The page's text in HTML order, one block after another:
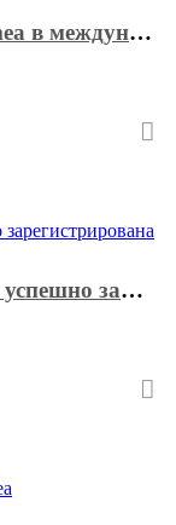
Использование продукции Supmea в международном аэропорту Пудун
Торговая марка Supmea в США успешно зарегистрирована